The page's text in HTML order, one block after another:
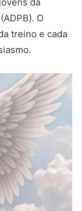
O
treino e cada